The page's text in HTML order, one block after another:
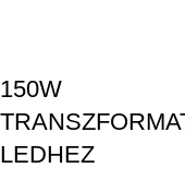
150W
LEDHEZ